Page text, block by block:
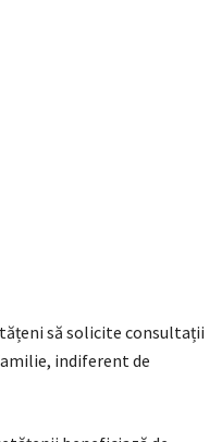
să solicite consultații
indiferent de